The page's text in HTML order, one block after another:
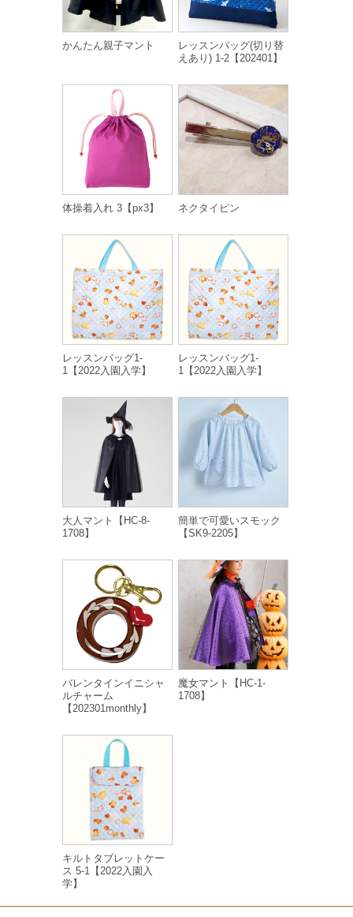
かんたん親子マント
レッスンバッグ(切り替
えあり) 1-2【202401】
体操着入れ 3【px3】 ネクタイピン
レッスンバッグ1-
1【2022入園入学】
レッスンバッグ1-
1【2022入園入学】
大人マント【HC-8-
1708】
簡単で可愛いスモック
【SK9-2205】
バレンタインイニシャ
ルチャーム
【202301monthly】
魔女マント【HC-1-
1708】
キルトタブレットケー
ス 5-1【2022入園入
学】